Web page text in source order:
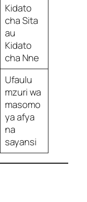
Kidato
cha Sita
au
Kidato
cha Nne
Ufaulu
mzuri wa
masomo
ya afya
na
sayansi